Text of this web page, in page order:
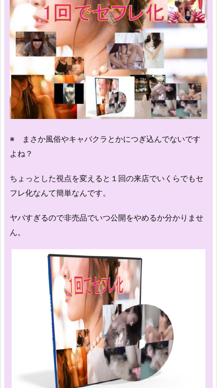
※ まさか風俗やキャバクラとかにつぎ込んでないです
よね？
ちょっとした視点を変えると１回の来店でいくらでもセ
フレ化なんて簡単なんです。
ヤバすぎるので非売品でいつ公開をやめるか分かりませ
ん。